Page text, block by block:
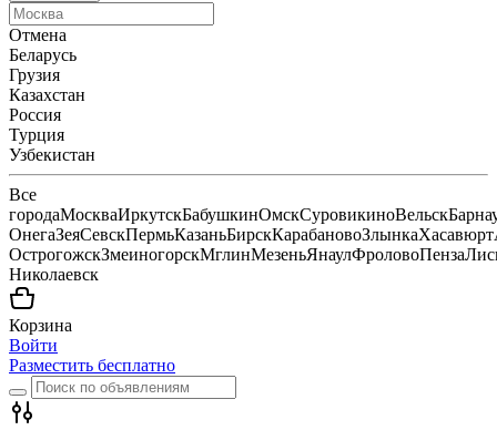
Отмена
Беларусь
Грузия
Казахстан
Россия
Турция
Узбекистан
Все
городаМоскваИркутскБабушкинОмскСуровикиноВельск
ОнегаЗеяСевскПермьКазаньБирскКарабановоЗлынкаХасавюрт
ОстрогожскЗмеиногорскМглинМезеньЯнаулФроловоПенза
Николаевск
Корзина
Войти
Разместить бесплатно